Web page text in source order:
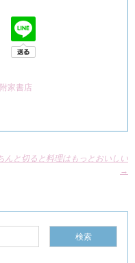
附家書店
んと切ると料理はもっとおいしい
→